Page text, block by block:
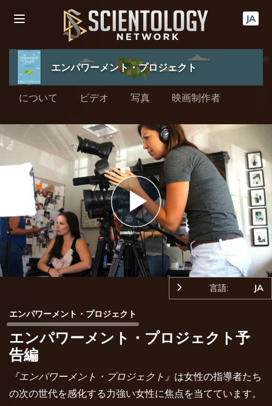
JA
エンパワーメント・プロジェクト
について ビデオ 写真 映画制作者
Play
Video
言語: JA
エンパワーメント・プロジェクト
エンパワーメント・プロジェクト予
告編
『エンパワーメント・プロジェクト』 は女性の指導者たち
の次の世代を感化する力強い女性に焦点を当てています。